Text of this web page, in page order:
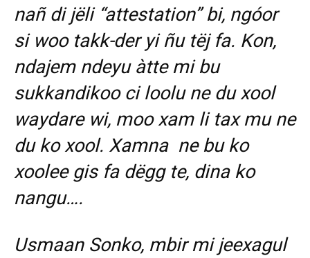
nañ di jëli “attestation” bi, ngóor
si woo takk-der yi ñu tëj fa. Kon,
ndajem ndeyu àtte mi bu
sukkandikoo ci loolu ne du xool
waydare wi, moo xam li tax mu ne
du ko xool. Xamna ne bu ko
xoolee gis fa dëgg te, dina ko
nangu….
Usmaan Sonko, mbir mi jeexagul